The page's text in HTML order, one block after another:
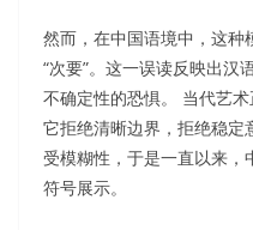
然而，在中国语境中，这种
“次要”。这一误读反映出汉
不确定性的恐惧。 当代艺
它拒绝清晰边界，拒绝稳定
受模糊性，于是一直以来，
符号展示。